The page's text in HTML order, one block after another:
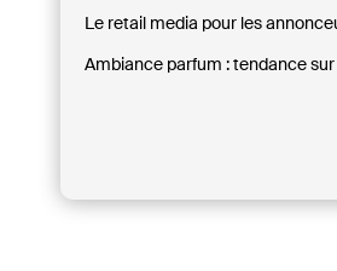
Le retail media pour les
Ambiance parfum : tendance